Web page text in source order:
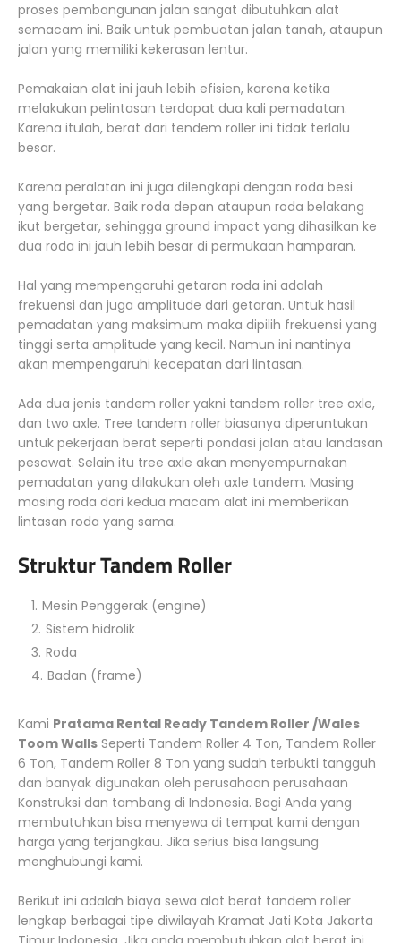
proses pembangunan jalan sangat dibutuhkan alat
semacam ini. Baik untuk pembuatan jalan tanah, ataupun
jalan yang memiliki kekerasan lentur.
Pemakaian alat ini jauh lebih efisien, karena ketika
melakukan pelintasan terdapat dua kali pemadatan.
Karena itulah, berat dari tendem roller ini tidak terlalu
besar.
Karena peralatan ini juga dilengkapi dengan roda besi
yang bergetar. Baik roda depan ataupun roda belakang
ikut bergetar, sehingga ground impact yang dihasilkan ke
dua roda ini jauh lebih besar di permukaan hamparan.
Hal yang mempengaruhi getaran roda ini adalah
frekuensi dan juga amplitude dari getaran. Untuk hasil
pemadatan yang maksimum maka dipilih frekuensi yang
tinggi serta amplitude yang kecil. Namun ini nantinya
akan mempengaruhi kecepatan dari lintasan.
Ada dua jenis tandem roller yakni tandem roller tree axle,
dan two axle. Tree tandem roller biasanya diperuntukan
untuk pekerjaan berat seperti pondasi jalan atau landasan
pesawat. Selain itu tree axle akan menyempurnakan
pemadatan yang dilakukan oleh axle tandem. Masing
masing roda dari kedua macam alat ini memberikan
lintasan roda yang sama.
Struktur Tandem Roller
Mesin Penggerak (engine)
Sistem hidrolik
Roda
Badan (frame)
Kami Pratama Rental Ready Tandem Roller /Wales
Toom Walls Seperti Tandem Roller 4 Ton, Tandem Roller
6 Ton, Tandem Roller 8 Ton yang sudah terbukti tangguh
dan banyak digunakan oleh perusahaan perusahaan
Konstruksi dan tambang di Indonesia. Bagi Anda yang
membutuhkan bisa menyewa di tempat kami dengan
harga yang terjangkau. Jika serius bisa langsung
menghubungi kami.
Berikut ini adalah biaya sewa alat berat tandem roller
lengkap berbagai tipe diwilayah Kramat Jati Kota Jakarta